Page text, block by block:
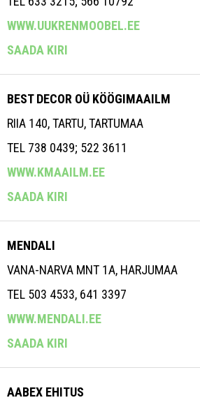
WWW.UUKRENMOOBEL.EE
SAADA KIRI
BEST DECOR OÜ KÖÖGIMAAILM
RIIA 140, TARTU, TARTUMAA
TEL 738 0439; 522 3611
WWW.KMAAILM.EE
SAADA KIRI
MENDALI
VANA-NARVA MNT 1A, HARJUMAA
TEL 503 4533, 641 3397
WWW.MENDALI.EE
SAADA KIRI
AABEX EHITUS